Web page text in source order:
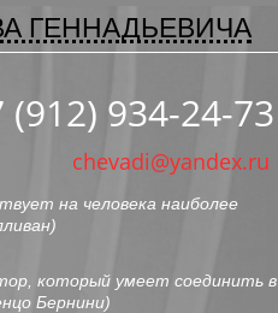
ГЕННАДЬЕВИЧА
(912) 934-24-73
chevadi@yandex.ru
на человека наиболее
)
который умеет соединить в
Бернини)